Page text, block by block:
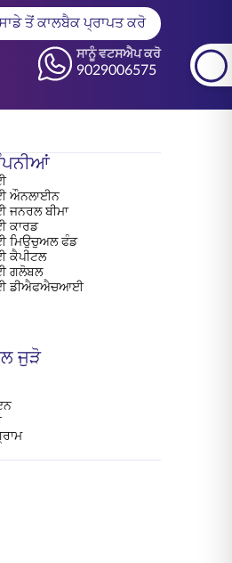
ਤੋਂ ਕਾਲਬੈਕ ਪ੍ਰਾਪਤ ਕਰੋ
ਸਾਨੂੰ ਵਟਸਐਪ ਕਰੋ
9029006575
ਔਨਲਾਈਨ
ਬੀਮਾ
ਕਾਰਡ
ਮਿਉਚੁਅਲ ਫੰਡ
ਕੈਪੀਟਲ
ਗਲੋਬਲ
ਡੀਐਫਐਚਆਈ
ਜੁੜੋ